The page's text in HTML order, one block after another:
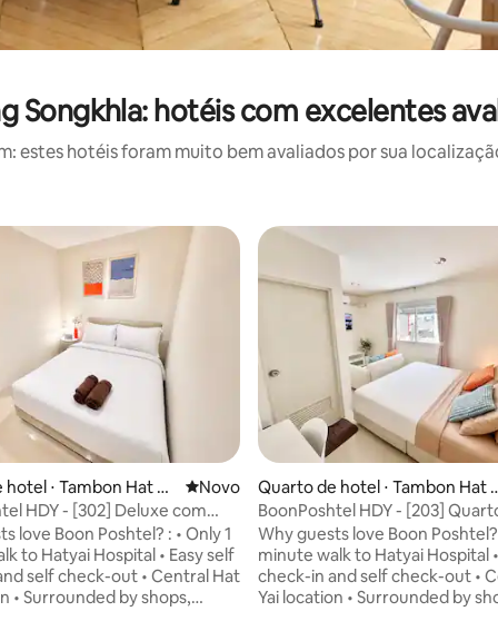
Songkhla: hotéis com excelentes
estes hotéis foram muito bem avaliados por sua
⋅ Tambon Hat Ya
Novo lugar para ficar
Novo
HDY - [302] Deluxe com
de casal
love Boon Poshtel? : • Only 1
to Hatyai Hospital • Easy self
self check-out • Central Hat
• Surrounded by shops,
Quarto de hotel ⋅ Tambon Hat
iBoonPoshtel HDY - [203]
com cama king-size e vista
Why guests love Boon Poshtel?
minute walk to Hatyai Hospital
check-in and self check-out •
Yai location • Surrounded by